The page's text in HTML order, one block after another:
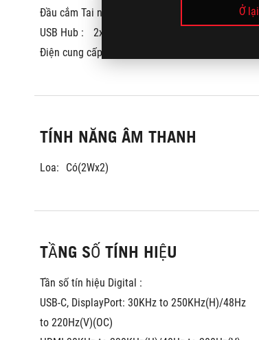
Ở lại
Đầu cắm Tai nghe :
USB Hub :
2x USB 3.2 Gen 1 Type-A
Điện cung cấp :
TÍNH NĂNG ÂM THANH
Loa: Có(2Wx2)
TẦNG SỐ TÍNH HIỆU
Tần số tín hiệu Digital :
USB-C, DisplayPort: 30KHz to 250KHz(H)/48Hz
to 220Hz(V)(OC)